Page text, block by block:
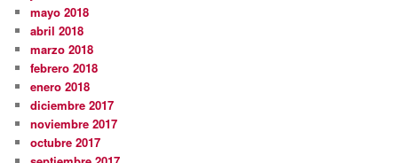
mayo 2018
abril 2018
marzo 2018
febrero 2018
enero 2018
diciembre 2017
noviembre 2017
octubre 2017